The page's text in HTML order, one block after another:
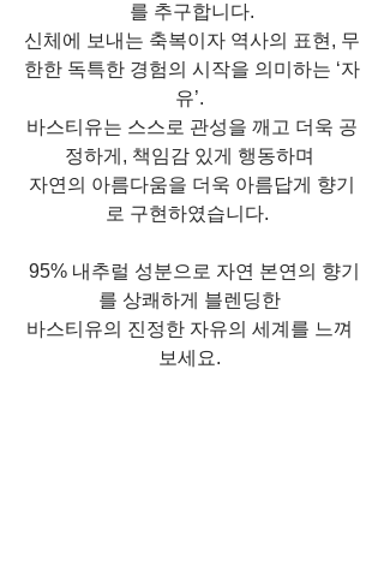
를 추구합니다.
신체에 보내는 축복이자 역사의 표현, 무
한한 독특한 경험의 시작을 의미하는 ‘자
유’.
바스티유는 스스로 관성을 깨고 더욱 공
정하게, 책임감 있게 행동하며
자연의 아름다움을 더욱 아름답게 향기
로 구현하였습니다.
를 상쾌하게 블렌딩한
바스티유의 진정한 자유의 세계를 느껴
보세요.